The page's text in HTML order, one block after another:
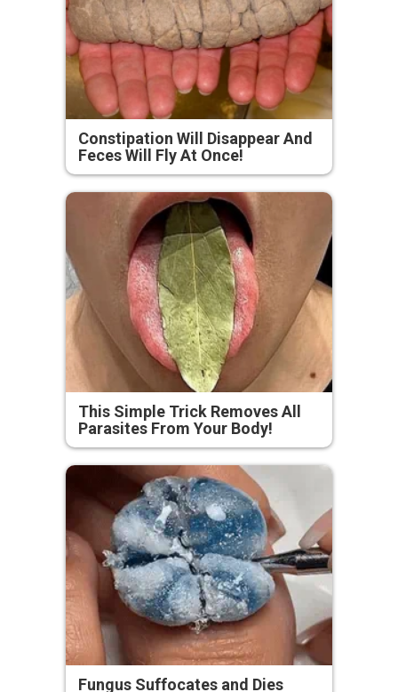
Constipation Will Disappear And
Feces Will Fly At Once!
This Simple Trick Removes All
Parasites From Your Body!
Fungus Suffocates and Dies